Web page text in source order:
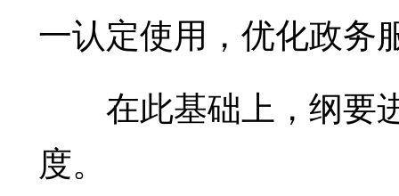
一认定使用，优化政务
在此基础上，纲要
度。